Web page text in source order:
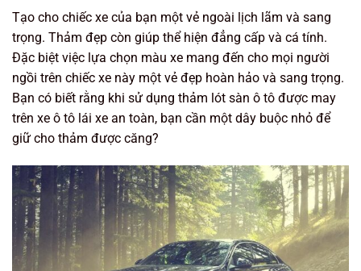
Tạo cho chiếc xe của bạn một vẻ ngoài lịch lãm và sang
trọng. Thảm đẹp còn giúp thể hiện đẳng cấp và cá tính.
Đặc biệt việc lựa chọn màu xe mang đến cho mọi người
ngồi trên chiếc xe này một vẻ đẹp hoàn hảo và sang trọng.
Bạn có biết rằng khi sử dụng thảm lót sàn ô tô được may
trên xe ô tô lái xe an toàn, bạn cần một dây buộc nhỏ để
giữ cho thảm được căng?